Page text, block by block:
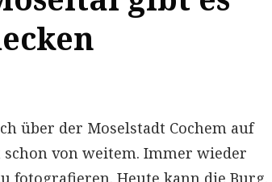
über der Moselstadt Cochem auf
von weitem. Immer wieder
fotografieren. Heute kann die Burg,